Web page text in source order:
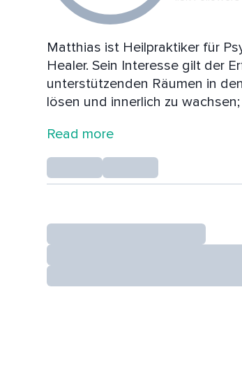
Matthias ist Heilpraktiker für
Healer. Sein Interesse gilt der
unterstützenden Räumen in
lösen und innerlich zu
durch Weiterbildungen und
Read more